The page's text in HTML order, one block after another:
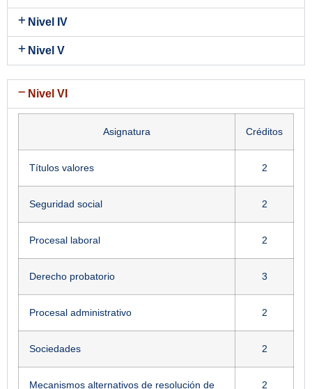
Nivel IV
Nivel V
Nivel VI
Asignatura Créditos
Títulos valores 2
Seguridad social 2
Procesal laboral 2
Derecho probatorio 3
Procesal administrativo 2
Sociedades 2
Mecanismos alternativos de resolución de 2